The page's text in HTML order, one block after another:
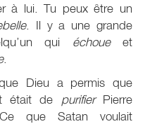
à lui. Tu peux être un
. Il y a une grande
qui échoueet
.
Dieu a permis que
était de purifierPierre
que Satan voulait